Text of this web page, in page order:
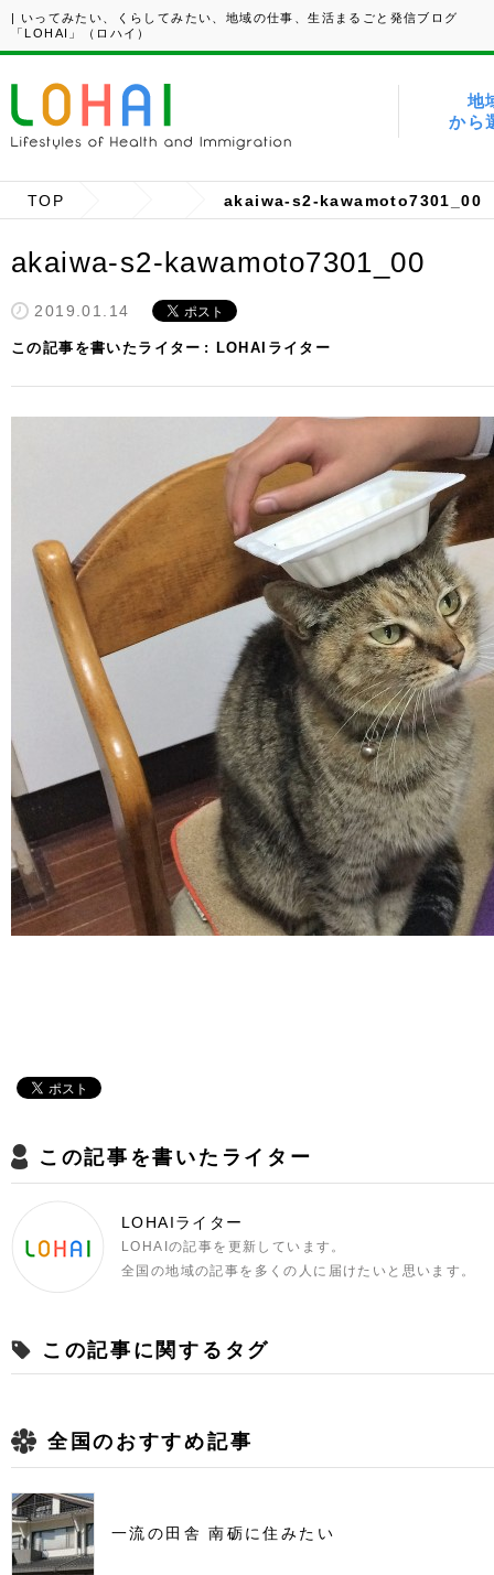
| いってみたい、くらしてみたい、地域の仕事、生活まるごと発信ブログ
「LOHAI」（ロハイ）
地
から
TOP akaiwa-s2-kawamoto7301_00
akaiwa-s2-kawamoto7301_00
2019.01.14
この記事を書いたライター LOHAIライター
この記事を書いたライター
LOHAIライター
LOHAIの記事を更新しています。
全国の地域の記事を多くの人に届けたいと思います。
この記事に関するタグ
全国のおすすめ記事
一流の田舎 南砺に住みたい